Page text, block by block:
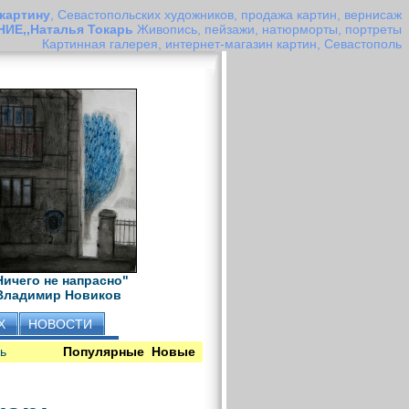
, Севастопольских художников, продажа картин, вернисаж
Токарь Живопись, пейзажи, натюрморты, портреты
Картинная галерея, интернет-магазин картин, Севастополь
не напрасно"
Новиков
НОВОСТИ
Популярные Новые